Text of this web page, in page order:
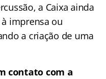
a Caixa ainda
imprensa ou
a criação de uma
contato com a